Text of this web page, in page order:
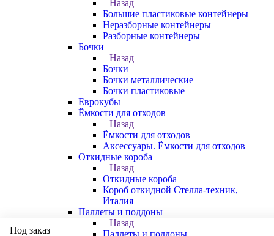
Назад
Большие пластиковые контейнеры
Неразборные контейнеры
Разборные контейнеры
Бочки
Назад
Бочки
Бочки металлические
Бочки пластиковые
Еврокубы
Ёмкости для отходов
Назад
Ёмкости для отходов
Аксессуары. Ёмкости для отходов
Откидные короба
Назад
Откидные короба
Короб откидной Стелла-техник,
Италия
Паллеты и поддоны
Назад
Паллеты и поддоны
Под заказ